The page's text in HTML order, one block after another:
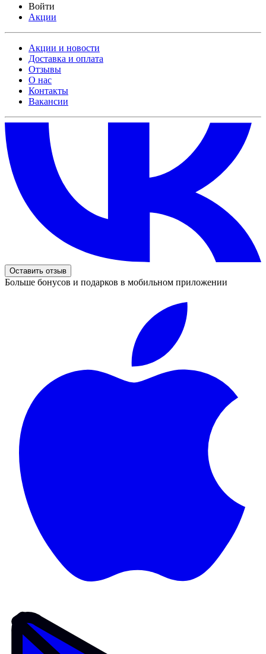
Войти
Акции
Акции и новости
Доставка и оплата
Отзывы
О нас
Контакты
Вакансии
Оставить отзыв
Больше бонусов и подарков в мобильном приложении